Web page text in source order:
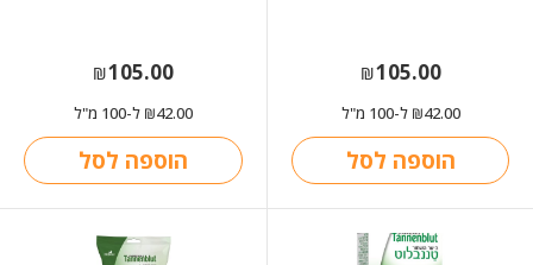
₪105.00
₪42.00 ל-100 מ"ל
הוספה לסל
₪105.00
₪42.00 ל-100 מ"ל
הוספה לסל